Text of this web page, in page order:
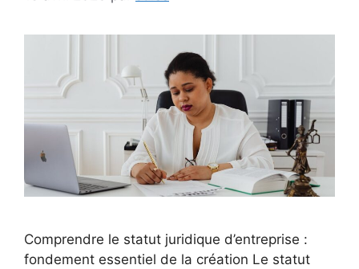
Comprendre le statut juridique d’entreprise :
fondement essentiel de la création Le statut